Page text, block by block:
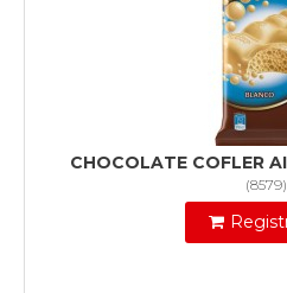
CHOCOLATE COFLER
(8579)